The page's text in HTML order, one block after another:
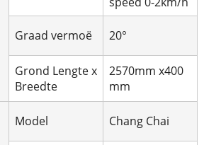
Graad vermoë 20°
Grond Lengte x
Breedte
2570mm x400
mm
Model Chang Chai